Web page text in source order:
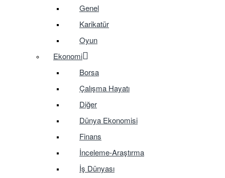
Genel
Karikatür
Oyun
Ekonomi
Borsa
Çalışma Hayatı
Diğer
Dünya Ekonomisi
Finans
İnceleme-Araştırma
İş Dünyası